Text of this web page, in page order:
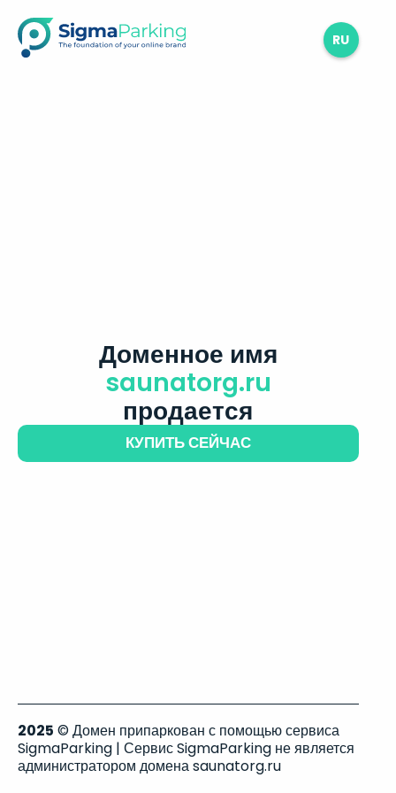
RU
Доменное имя
saunatorg.ru
продается
КУПИТЬ СЕЙЧАС
2025 © Домен припаркован с помощью сервиса
SigmaParking | Сервис SigmaParking не является
администратором домена saunatorg.ru